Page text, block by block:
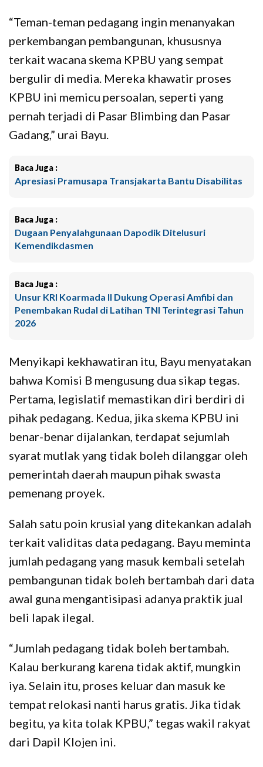
“Teman-teman pedagang ingin menanyakan
perkembangan pembangunan, khususnya
terkait wacana skema KPBU yang sempat
bergulir di media. Mereka khawatir proses
KPBU ini memicu persoalan, seperti yang
pernah terjadi di Pasar Blimbing dan Pasar
Gadang,” urai Bayu.
Baca Juga :
Apresiasi Pramusapa Transjakarta Bantu Disabilitas
Baca Juga :
Dugaan Penyalahgunaan Dapodik Ditelusuri
Kemendikdasmen
Baca Juga :
Unsur KRI Koarmada II Dukung Operasi Amfibi dan
Penembakan Rudal di Latihan TNI Terintegrasi Tahun
2026
Menyikapi kekhawatiran itu, Bayu menyatakan
bahwa Komisi B mengusung dua sikap tegas.
Pertama, legislatif memastikan diri berdiri di
pihak pedagang. Kedua, jika skema KPBU ini
benar-benar dijalankan, terdapat sejumlah
syarat mutlak yang tidak boleh dilanggar oleh
pemerintah daerah maupun pihak swasta
pemenang proyek.
Salah satu poin krusial yang ditekankan adalah
terkait validitas data pedagang. Bayu meminta
jumlah pedagang yang masuk kembali setelah
pembangunan tidak boleh bertambah dari data
awal guna mengantisipasi adanya praktik jual
beli lapak ilegal.
“Jumlah pedagang tidak boleh bertambah.
Kalau berkurang karena tidak aktif, mungkin
iya. Selain itu, proses keluar dan masuk ke
tempat relokasi nanti harus gratis. Jika tidak
begitu, ya kita tolak KPBU,” tegas wakil rakyat
dari Dapil Klojen ini.